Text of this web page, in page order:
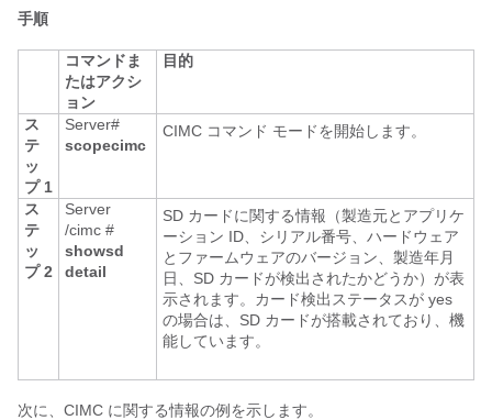
手順
コマンドま
たはアクシ
ョン
目的
ス
テ
ッ
プ 1
Server#
scopecimc
CIMC コマンド モードを開始します。
ス
テ
ッ
プ 2
Server
/cimc #
showsd
detail
SD カードに関する情報（製造元とアプリケ
ーション ID、シリアル番号、ハードウェア
とファームウェアのバージョン、製造年月
日、SD カードが検出されたかどうか）が表
示されます。カード検出ステータスが yes
の場合は、SD カードが搭載されており、機
能しています。
次に、CIMC に関する情報の例を示します。